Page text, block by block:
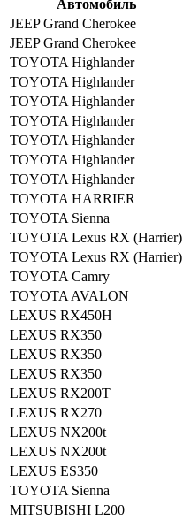
Автомобиль
JEEP Grand Cherokee
JEEP Grand Cherokee
TOYOTA Highlander
TOYOTA Highlander
TOYOTA Highlander
TOYOTA Highlander
TOYOTA Highlander
TOYOTA Highlander
TOYOTA Highlander
TOYOTA HARRIER
TOYOTA Sienna
TOYOTA Lexus RX (Harrier)
TOYOTA Lexus RX (Harrier)
TOYOTA Camry
TOYOTA AVALON
LEXUS RX450H
LEXUS RX350
LEXUS RX350
LEXUS RX350
LEXUS RX200T
LEXUS RX270
LEXUS NX200t
LEXUS NX200t
LEXUS ES350
TOYOTA Sienna
MITSUBISHI L200